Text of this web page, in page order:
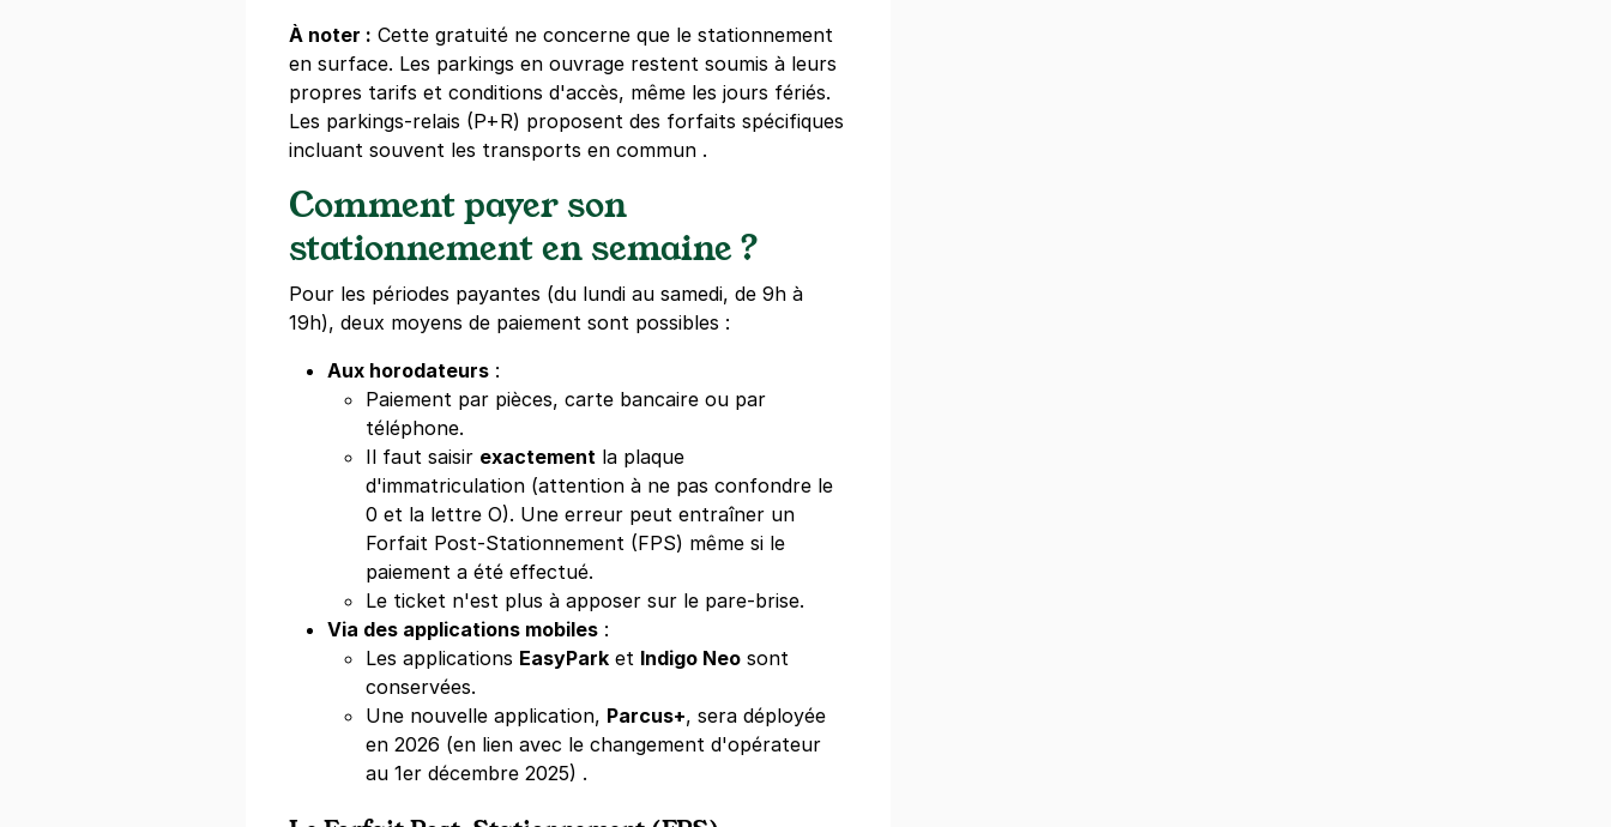
Strasbourg - Musée d'Art Moderne -
Marlenheim
10 rue de Marlenheim
4,5(274 avis)
2 €/heure,16 €/jour,78 €/semaine(tarifs dégressifs)
+ Abonnements disponibles
Strasbourg - Musée d'Art Moderne - La Laiterie
10 rue de Marlenheim
67000Strasbourg
4,5(28 avis)
(tarifs dégressifs)
+ Abonnements disponibles
Strasbourg - Esplanade - Studéa
23 rue de Londres
67000Strasbourg
4,6(277 avis)
1 € /heure,10 €/jour, 52 €/semaine (tarifs dégressifs)
À noter : Cette gratuité ne concerne que le stationnement
en surface. Les parkings en ouvrage restent soumis à leurs
propres tarifs et conditions d'accès, même les jours fériés.
Les parkings-relais (P+R) proposent des forfaits spécifiques
incluant souvent les transports en commun .
Comment payer son
stationnement en semaine ?
Pour les périodes payantes (du lundi au samedi, de 9h à
19h), deux moyens de paiement sont possibles :
Aux horodateurs :
Paiement par pièces, carte bancaire ou par
téléphone.
Il faut saisir exactement la plaque
d'immatriculation (attention à ne pas confondre le
0 et la lettre O). Une erreur peut entraîner un
Forfait Post-Stationnement (FPS) même si le
paiement a été effectué.
Le ticket n'est plus à apposer sur le pare-brise.
Via des applications mobiles :
Les applications EasyPark et Indigo Neo sont
conservées.
Une nouvelle application, Parcus+, sera déployée
en 2026 (en lien avec le changement d'opérateur
au 1er décembre 2025) .